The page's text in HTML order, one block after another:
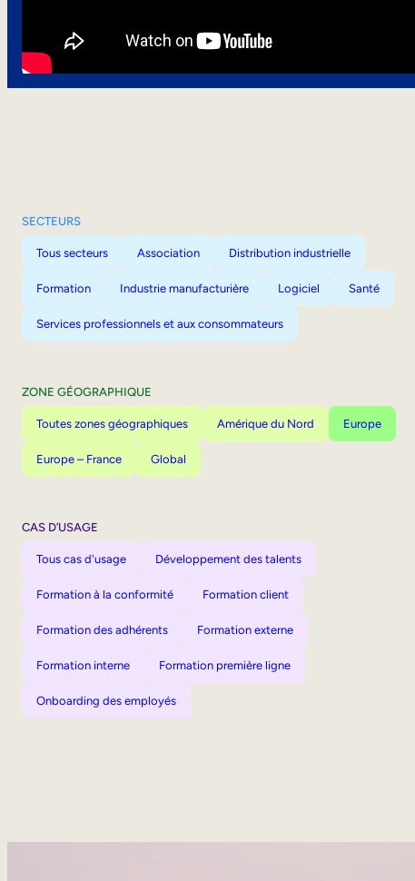
SECTEURS
Tous secteurs Association Distribution industrielle
Formation Industrie manufacturière Logiciel Santé
Services professionnels et aux consommateurs
ZONE GÉOGRAPHIQUE
Toutes zones géographiques Amérique du Nord Europe
Europe – France Global
CAS D’USAGE
Tous cas d'usage Développement des talents
Formation à la conformité Formation client
Formation des adhérents Formation externe
Formation interne Formation première ligne
Onboarding des employés